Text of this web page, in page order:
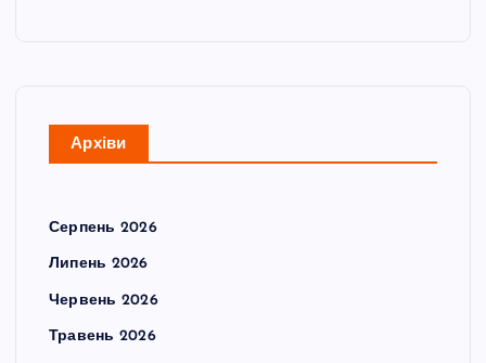
Архіви
Серпень 2026
Липень 2026
Червень 2026
Травень 2026